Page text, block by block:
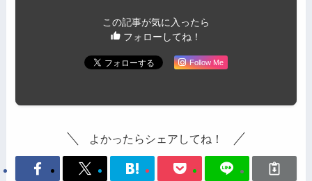
この記事が気に入ったら
フォローしてね！
Follow Me
よかったらシェアしてね！